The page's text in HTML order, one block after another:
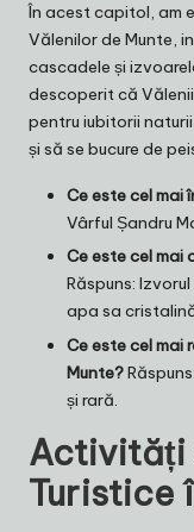
În acest capitol, am
Vălenilor de Munte,
cascadele și
descoperit că
pentru iubitorii
și să se bucure de
Ce este cel mai
Vârful Șandru
Ce este cel mai
Răspuns:
apa sa
Ce este cel mai
Munte?
și rară.
Activități
Turistice